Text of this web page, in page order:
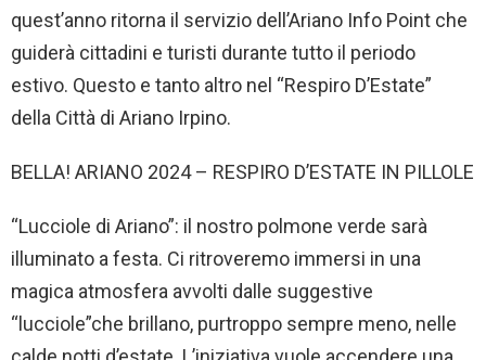
quest’anno ritorna il servizio dell’Ariano Info Point che
guiderà cittadini e turisti durante tutto il periodo
estivo. Questo e tanto altro nel “Respiro D’Estate”
della Città di Ariano Irpino.
BELLA! ARIANO 2024 – RESPIRO D’ESTATE IN PILLOLE
“Lucciole di Ariano”: il nostro polmone verde sarà
illuminato a festa. Ci ritroveremo immersi in una
magica atmosfera avvolti dalle suggestive
“lucciole”che brillano, purtroppo sempre meno, nelle